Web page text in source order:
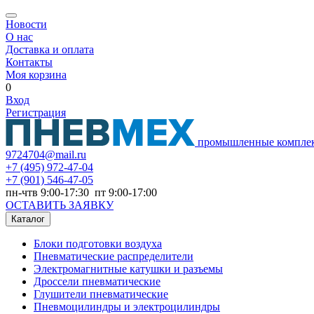
Новости
О нас
Доставка и оплата
Контакты
Моя корзина
0
Вход
Регистрация
промышленные
9724704@mail.ru
+7 (495) 972-47-04
+7 (901) 546-47-05
пн-чтв 9:00-17:30 пт 9:00-17:00
ОСТАВИТЬ ЗАЯВКУ
Каталог
Блоки подготовки воздуха
Пневматические распределители
Электромагнитные катушки и разъемы
Дроссели пневматические
Глушители пневматические
Пневмоцилиндры и электроцилиндры